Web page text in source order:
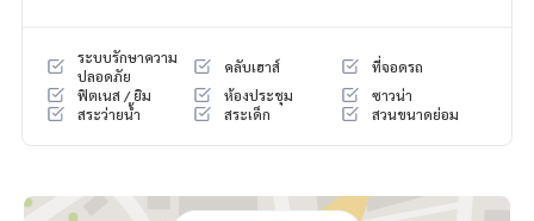
ระบบรักษาความ
ปลอดภัย
คลับเฮาส์
ที่จอดรถ
ฟิตเนส / ยิม
ห้องประชุม
ซาวน่า
สระว่ายน้ำ
สระเด็ก สวนขนาดย่อม